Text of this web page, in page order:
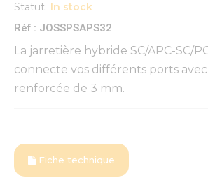
Statut: In stock
Réf : JOSSPSAPS32
La jarretière hybride SC/APC-SC/
connecte vos différents ports
renforcée de 3 mm.
Fiche technique